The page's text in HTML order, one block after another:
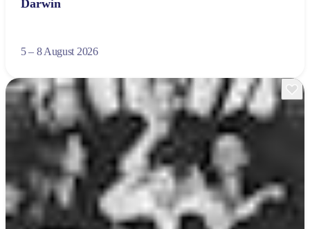
Darwin
5 – 8 August 2026